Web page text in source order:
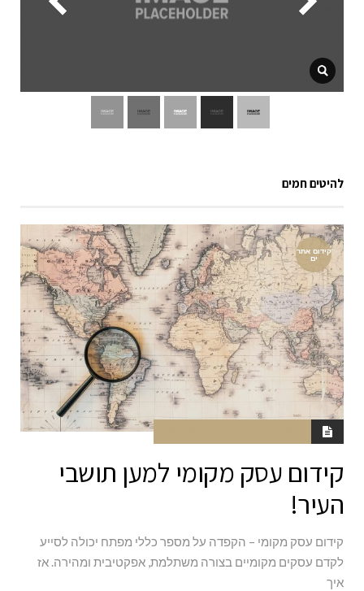
להיטים חמים
קידום אתר
ים
קידום עסק מקומי למען תושבי
העיר!
קידום עסק מקומי – הקפדה על מספר כללי מפתח יכולה לסייע
לקדם עסקים מקומיים בצורה משתלמת, אפקטיבית ומהירה. אז
איך